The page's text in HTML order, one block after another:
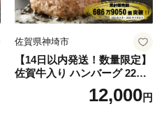
佐賀県神埼市
【14日以内発送！数量限定】
佐賀牛入り ハンバーグ 22個
2.6kg(120g×22個)【佐賀牛
黒毛和牛 ブランド牛 九州 ハ
12,000円